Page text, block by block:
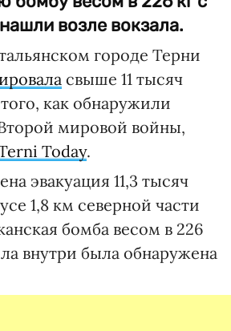
возле вокзала.
городе Терни
свыше 11 тысяч
как обнаружили
мировой войны,
Today.
эвакуация 11,3 тысяч
1,8 км северной части
бомба весом в 226
внутри была обнаружена